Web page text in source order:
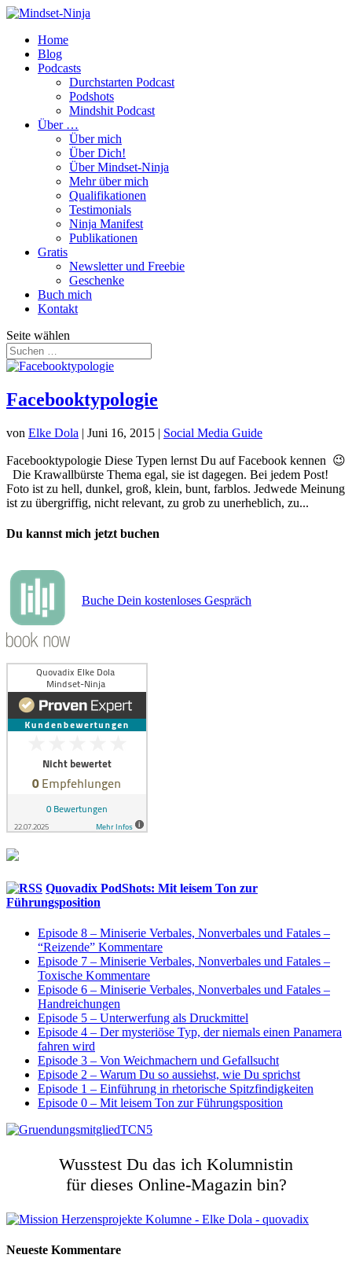
Home
Blog
Podcasts
Durchstarten Podcast
Podshots
Mindshit Podcast
Über …
Über mich
Über Dich!
Über Mindset-Ninja
Mehr über mich
Qualifikationen
Testimonials
Ninja Manifest
Publikationen
Gratis
Newsletter und Freebie
Geschenke
Buch mich
Kontakt
Seite wählen
Facebooktypologie
von Elke Dola | Juni 16, 2015 | Social Media Guide
Facebooktypologie Diese Typen lernst Du auf Facebook kennen 😉
Die Krawallbürste Thema egal, sie ist dagegen. Bei jedem Post!
Foto ist zu hell, dunkel, groß, klein, bunt, farblos. Jedwede Meinung
ist zu übergriffig, nicht relevant, zu grob zu unerheblich, zu...
Du kannst mich jetzt buchen
Buche Dein kostenloses Gespräch
Quovadix PodShots: Mit leisem Ton zur
Führungsposition
Episode 8 – Miniserie Verbales, Nonverbales und Fatales –
“Reizende” Kommentare
Episode 7 – Miniserie Verbales, Nonverbales und Fatales –
Toxische Kommentare
Episode 6 – Miniserie Verbales, Nonverbales und Fatales –
Handreichungen
Episode 5 – Unterwerfung als Druckmittel
Episode 4 – Der mysteriöse Typ, der niemals einen Panamera
fahren wird
Episode 3 – Von Weichmachern und Gefallsucht
Episode 2 – Warum Du so aussiehst, wie Du sprichst
Episode 1 – Einführung in rhetorische Spitzfindigkeiten
Episode 0 – Mit leisem Ton zur Führungsposition
Wusstest Du das ich Kolumnistin
für dieses Online-Magazin bin?
Neueste Kommentare